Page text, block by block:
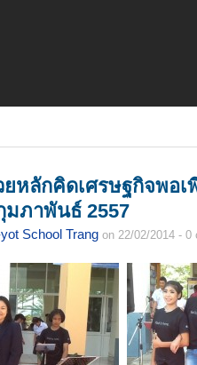
หลักคิดเศรษฐกิจพอเ
มภาพันธ์ 2557
School Trang on 22/02/2014 - 0